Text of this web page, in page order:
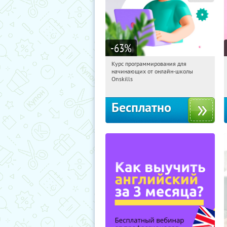
-63%
09:30:47 Получили:
Россия
Курс программирования для
начинающих от онлайн-школы
Onskills
Бесплатно